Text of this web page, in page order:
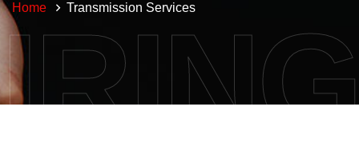
Home Transmission Services